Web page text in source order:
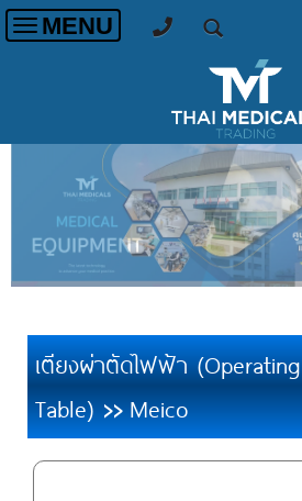
Toggle
MENU
เตียงผ่าตัดไฟฟ้า (Operating
Table)>>Meico